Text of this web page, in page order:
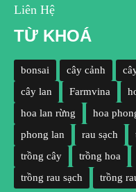
Liên Hệ
TỪ KHOÁ
bonsai cây cảnh
cây lan
Farmvina
hoa lan rừng
hoa
phong lan
rau sạch
trồng cây
trồng hoa
trồng rau sạch
trồng